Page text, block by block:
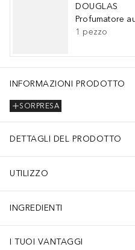
DOUGLAS
Profumatore
1 pezzo
INFORMAZIONI PRODOTTO
SORPRESA
DETTAGLI DEL PRODOTTO
UTILIZZO
INGREDIENTI
I TUOI VANTAGGI